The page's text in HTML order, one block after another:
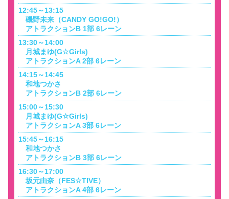
12:45～13:15
磯野未来（CANDY GO!GO!）
アトラクションB 1部 6レーン
13:30～14:00
月城まゆ(G☆Girls)
アトラクションA 2部 6レーン
14:15～14:45
和地つかさ
アトラクションB 2部 6レーン
15:00～15:30
月城まゆ(G☆Girls)
アトラクションA 3部 6レーン
15:45～16:15
和地つかさ
アトラクションB 3部 6レーン
16:30～17:00
坂元由奈（FES☆TIVE）
アトラクションA 4部 6レーン